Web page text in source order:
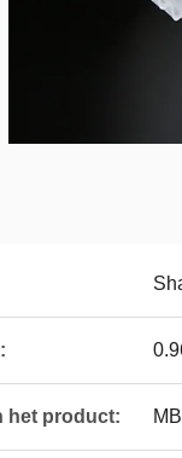
het product: